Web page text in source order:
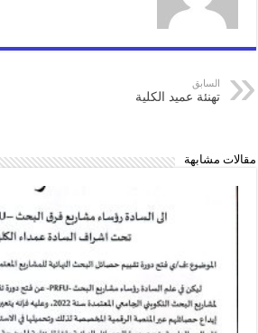
السابق
تهنئة عميد الكلية
مقالات مشابهة